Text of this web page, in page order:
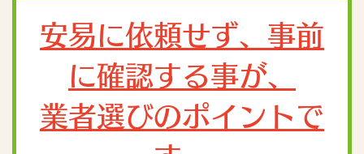
安易に依頼せず、事前
に確認する事が、
業者選びのポイントで